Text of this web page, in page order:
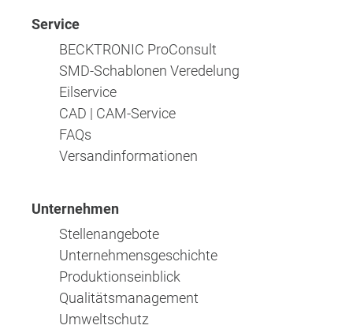
Service
BECKTRONIC ProConsult
SMD-Schablonen Veredelung
Eilservice
CAD | CAM-Service
FAQs
Versandinformationen
Unternehmen
Stellenangebote
Unternehmensgeschichte
Produktionseinblick
Qualitätsmanagement
Umweltschutz